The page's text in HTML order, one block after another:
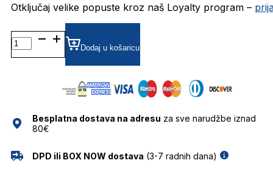
Otključaj velike popuste kroz naš Loyalty program –
OSK
OSK2015
100953
Dodaj u košaricu
Besplatna dostava na adresu za sve narudžbe iznad
80€
DPD ili BOX NOW dostava (3-7 radnih dana)